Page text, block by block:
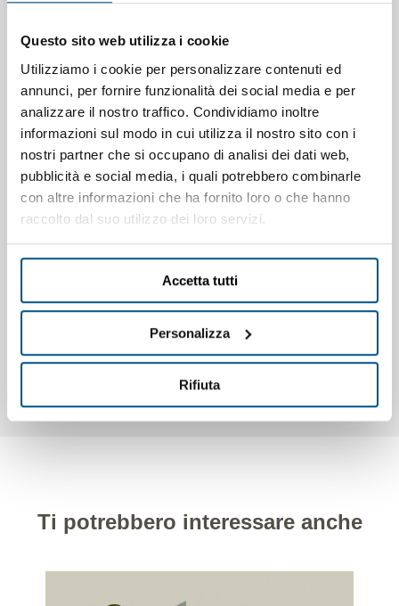
Questo sito web utilizza i cookie
Utilizziamo i cookie per personalizzare contenuti ed
annunci, per fornire funzionalità dei social media e per
analizzare il nostro traffico. Condividiamo inoltre
informazioni sul modo in cui utilizza il nostro sito con i
nostri partner che si occupano di analisi dei dati web,
pubblicità e social media, i quali potrebbero combinarle
con altre informazioni che ha fornito loro o che hanno
raccolto dal suo utilizzo dei loro servizi.
Accetta tutti
Personalizza
Rifiuta
cerniere e guide inoxe a chiusura conritorno
BANCO BAR composto da: nr. 2 basi neutre inox aperte
con piano unico superiore inox e predisposto per
bancalina h 180 mm. (bancalina esclusa), nr. 1 base
neutra inox dotata di nr. 2 ante a battente, piano unico
superiore inox liscio e predisposizione inserimento drop-
in, drop-in refrigerato ventilato TN +4°+14°C con piano
integrato, teca in vetro incollato di spessore 8 mm. con
ante scorrevoli in policarbonato, supporto inox ed
inox ed alzatina posteriore h 100x20 mm., nr. 1 banco
macchina caffè inox composto da vano aperto e cassetto
battifiltro+cassettone, nr. 1 base inox refrigerata TN 0°
+10°C composta da nr. 2 porte inox a battente e nr. 2
cassetti inox a chiusura con ritorno automatico.
Ti potrebbero interessare anche